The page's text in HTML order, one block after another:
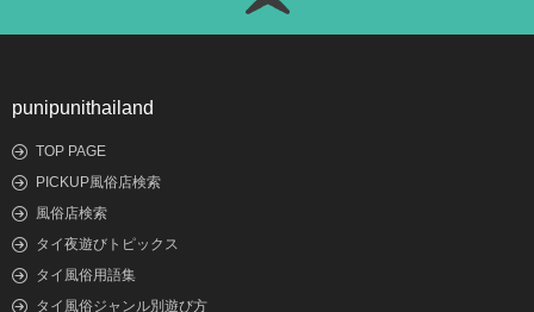
punipunithailand
TOP PAGE
PICKUP風俗店検索
風俗店検索
タイ夜遊びトピックス
タイ風俗用語集
タイ風俗ジャンル別遊び方